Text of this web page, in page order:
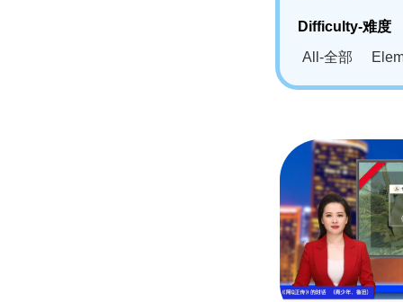
Difficulty-难度
All-全部